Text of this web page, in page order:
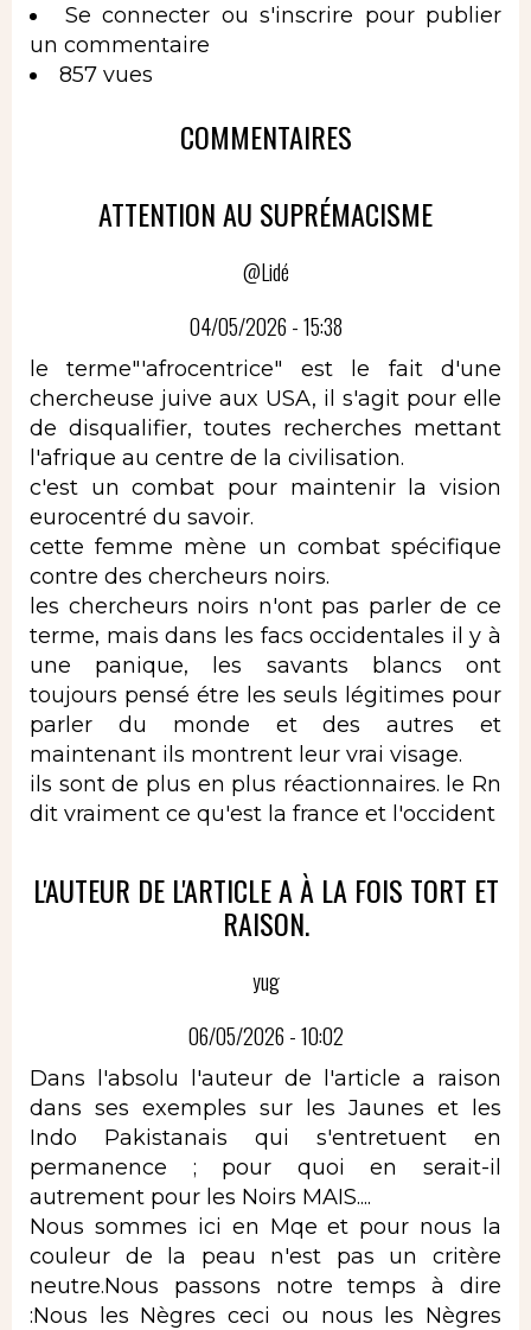
Se connecter ou s'inscrire pour publier
un commentaire
857 vues
COMMENTAIRES
ATTENTION AU SUPRÉMACISME
@Lidé
04/05/2026 - 15:38
le terme"'afrocentrice" est le fait d'une
chercheuse juive aux USA, il s'agit pour elle
de disqualifier, toutes recherches mettant
l'afrique au centre de la civilisation.
c'est un combat pour maintenir la vision
eurocentré du savoir.
cette femme mène un combat spécifique
contre des chercheurs noirs.
les chercheurs noirs n'ont pas parler de ce
terme, mais dans les facs occidentales il y à
une panique, les savants blancs ont
toujours pensé étre les seuls légitimes pour
parler du monde et des autres et
maintenant ils montrent leur vrai visage.
ils sont de plus en plus réactionnaires. le Rn
dit vraiment ce qu'est la france et l'occident
L'AUTEUR DE L'ARTICLE A À LA FOIS TORT ET
RAISON.
yug
06/05/2026 - 10:02
Dans l'absolu l'auteur de l'article a raison
dans ses exemples sur les Jaunes et les
Indo Pakistanais qui s'entretuent en
permanence ; pour quoi en serait-il
autrement pour les Noirs MAIS....
Nous sommes ici en Mqe et pour nous la
couleur de la peau n'est pas un critère
neutre.Nous passons notre temps à dire
:Nous les Nègres ceci ou nous les Nègres